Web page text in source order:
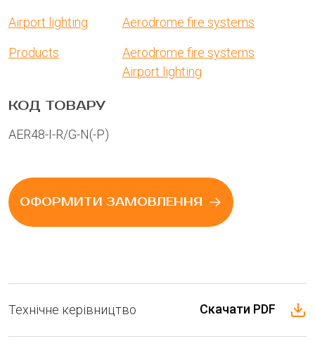
Airport lighting Aerodrome fire systems
Products
Aerodrome fire systems
Airport lighting
КОД ТОВАРУ
AER48-I-R/G-N(-P)
ОФОРМИТИ ЗАМОВЛЕННЯ
Технічне керівництво Скачати PDF